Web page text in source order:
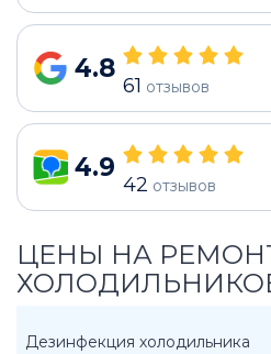
4.8
61 отзывов
4.9
42 отзывов
ЦЕНЫ НА
ХОЛОДИЛЬНИКОВ
Дезинфекция холодильника